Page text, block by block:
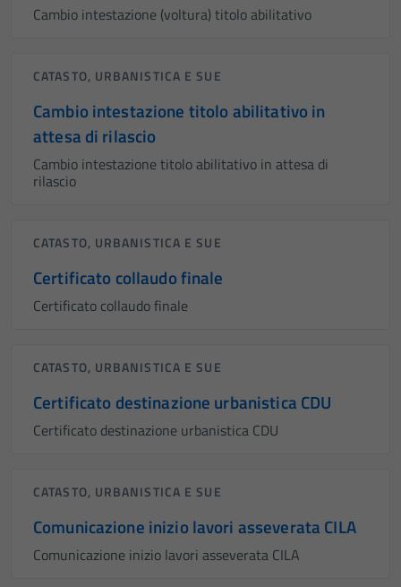
Cambio intestazione (voltura) titolo abilitativo
CATASTO, URBANISTICA E SUE
Cambio intestazione titolo abilitativo in
attesa di rilascio
Cambio intestazione titolo abilitativo in attesa di
rilascio
CATASTO, URBANISTICA E SUE
Certificato collaudo finale
Certificato collaudo finale
CATASTO, URBANISTICA E SUE
Certificato destinazione urbanistica CDU
Certificato destinazione urbanistica CDU
CATASTO, URBANISTICA E SUE
Comunicazione inizio lavori asseverata CILA
Comunicazione inizio lavori asseverata CILA